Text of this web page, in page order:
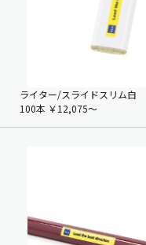
ライター/スライドスリム白
100本 ￥12,075〜